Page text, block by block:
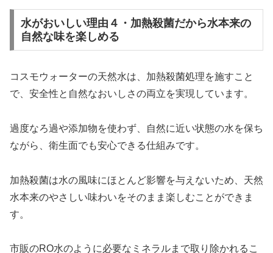
水がおいしい理由４・加熱殺菌だから水本来の
自然な味を楽しめる
コスモウォーターの天然水は、加熱殺菌処理を施すこと
で、安全性と自然なおいしさの両立を実現しています。
過度なろ過や添加物を使わず、自然に近い状態の水を保ち
ながら、衛生面でも安心できる仕組みです。
加熱殺菌は水の風味にほとんど影響を与えないため、天然
水本来のやさしい味わいをそのまま楽しむことができま
す。
市販のRO水のように必要なミネラルまで取り除かれるこ